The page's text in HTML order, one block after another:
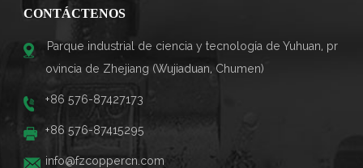
CONTÁCTENOS
Parque industrial de ciencia y tecnología de Yuhuan, pr
ovincia de Zhejiang (Wujiaduan, Chumen)
+86 576-87427173
+86 576-87415295
info@fzcoppercn.com